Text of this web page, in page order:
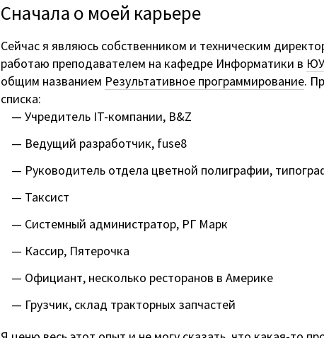
Сначала о моей карьере
Сейчас я являюсь собственником и техническим
работаю преподавателем на кафедре Информатики в
общим названием Результативное программирование.
списка:
Учредитель IT-компании, B&Z
Ведущий разработчик, fuse8
Руководитель отдела цветной полиграфии,
Таксист
Системный администратор, РГ Марк
Кассир, Пятерочка
Официант, несколько ресторанов в Америке
Грузчик, склад тракторных запчастей